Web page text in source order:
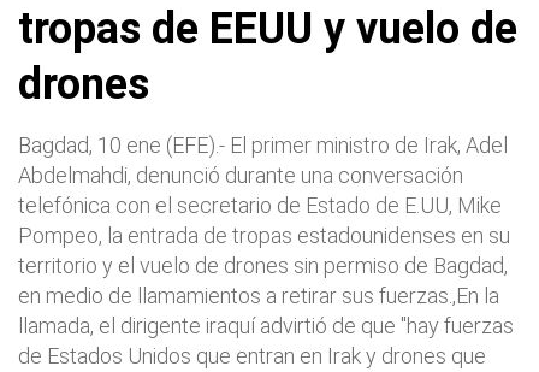
tropas de EEUU y vuelo de
drones
Bagdad, 10 ene (EFE).- El primer ministro de Irak, Adel
Abdelmahdi, denunció durante una conversación
telefónica con el secretario de Estado de E.UU, Mike
Pompeo, la entrada de tropas estadounidenses en su
territorio y el vuelo de drones sin permiso de Bagdad,
en medio de llamamientos a retirar sus fuerzas.,En la
llamada, el dirigente iraquí advirtió de que "hay fuerzas
de Estados Unidos que entran en Irak y drones que